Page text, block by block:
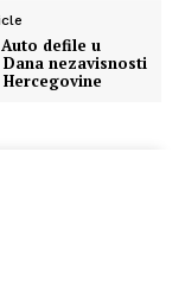
defile u
nezavisnosti